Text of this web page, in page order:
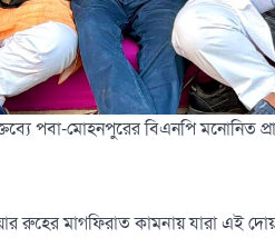
পবা-মোহনপুরের বিএনপি
রুহের মাগফিরাত কামনায় যারা এই